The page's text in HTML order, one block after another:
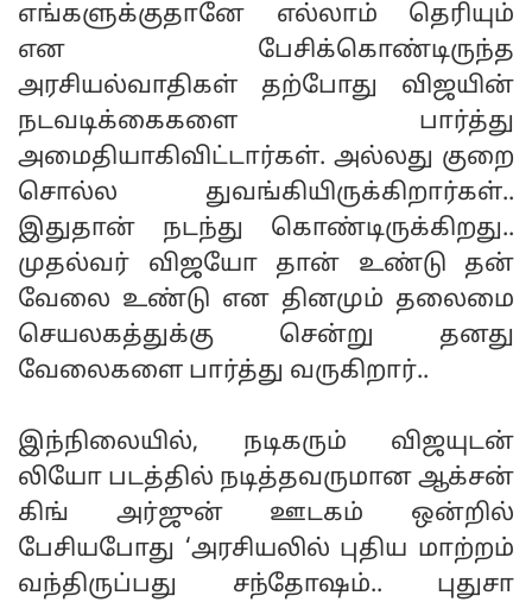
எங்களுக்குதானே எல்லாம் தெரியும்
என பேசிக்கொண்டிருந்த
அரசியல்வாதிகள் தற்போது விஜயின்
நடவடிக்கைகளை பார்த்து
அமைதியாகிவிட்டார்கள். அல்லது குறை
சொல்ல துவங்கியிருக்கிறார்கள்..
இதுதான் நடந்து கொண்டிருக்கிறது..
முதல்வர் விஜயோ தான் உண்டு தன்
வேலை உண்டு என தினமும் தலைமை
செயலகத்துக்கு சென்று தனது
வேலைகளை பார்த்து வருகிறார்..
இந்நிலையில், நடிகரும் விஜயுடன்
லியோ படத்தில் நடித்தவருமான ஆக்சன்
கிங் அர்ஜுன் ஊடகம் ஒன்றில்
பேசியபோது ‘அரசியலில் புதிய மாற்றம்
வந்திருப்பது சந்தோஷம்.. புதுசா